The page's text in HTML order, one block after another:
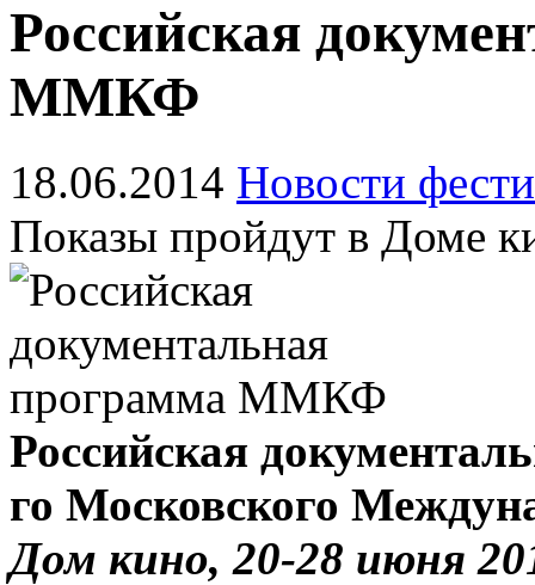
Российская
ММКФ
18.06.2014 Новости
Показы пройдут в Доме
Российская
го Московского
Дом кино, 20-28 июня